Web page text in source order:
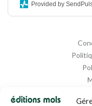
Provided by